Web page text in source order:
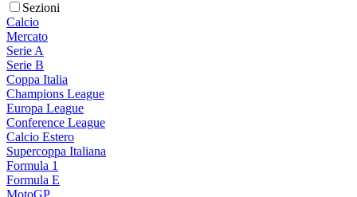
Sezioni
Calcio
Mercato
Serie A
Serie B
Coppa Italia
Champions League
Europa League
Conference League
Calcio Estero
Supercoppa Italiana
Formula 1
Formula E